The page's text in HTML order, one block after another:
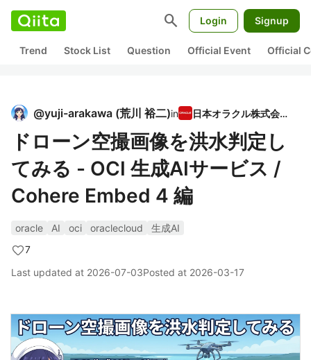
search Login Signup
Trend Stock List Question Official Event Official
@yuji-arakawa (荒川 裕二)in 日本オラクル株式会社
ドローン空撮画像を洪水判定し
てみる - OCI 生成AIサービス /
Cohere Embed 4 編
oracle AI oci oraclecloud
生成AI
7
Last updated at 2026-07-03Posted at 2026-03-17